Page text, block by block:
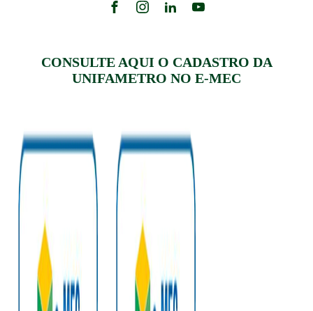
CONSULTE AQUI O CADASTRO DA
UNIFAMETRO NO E-MEC